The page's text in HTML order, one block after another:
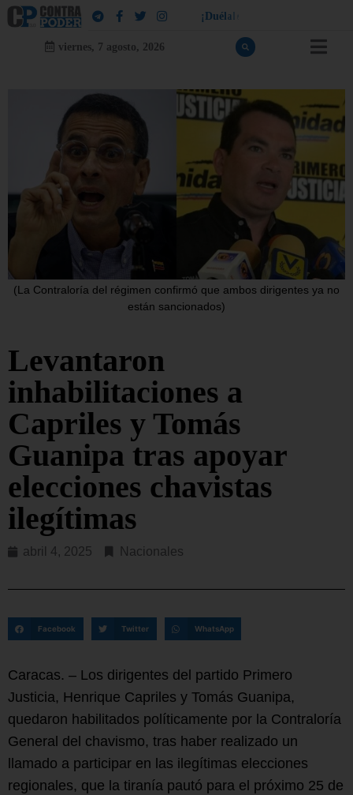
¡ Dué a
viernes, 7 agosto, 2026
(La Contraloría del régimen confirmó que ambos dirigentes ya no
están sancionados)
Levantaron
inhabilitaciones a
Capriles y Tomás
Guanipa tras apoyar
elecciones chavistas
ilegítimas
abril 4, 2025 Nacionales
Facebook Twitter WhatsApp
Caracas. – Los dirigentes del partido Primero
Justicia, Henrique Capriles y Tomás Guanipa,
quedaron habilitados políticamente por la Contraloría
General del chavismo, tras haber realizado un
llamado a participar en las ilegítimas elecciones
regionales, que la tiranía pautó para el próximo 25 de